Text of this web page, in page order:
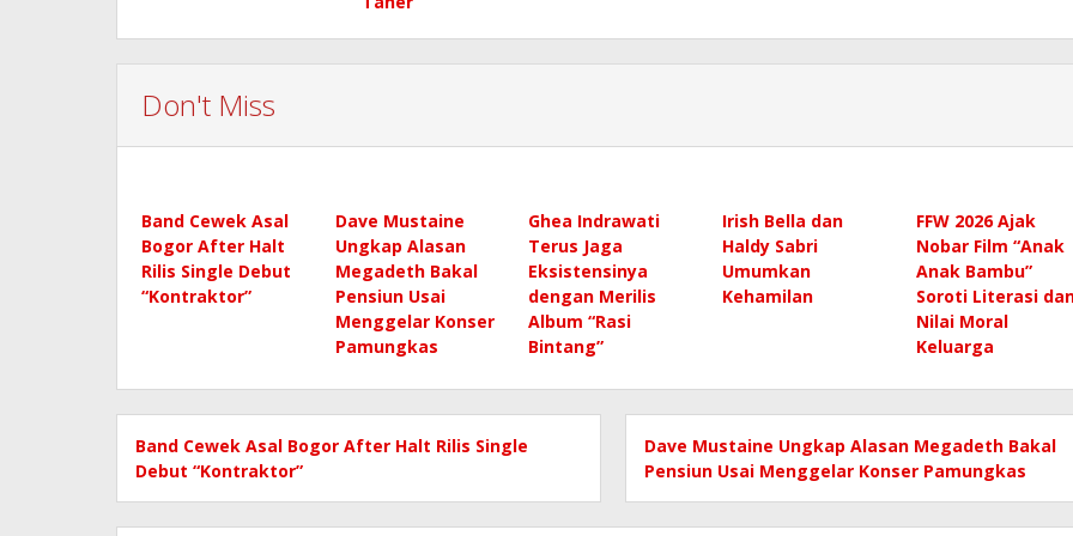
Don't Miss
Band Cewek Asal
Bogor After Halt
Rilis Single Debut
“Kontraktor”
Dave Mustaine
Ungkap Alasan
Megadeth Bakal
Pensiun Usai
Menggelar Konser
Pamungkas
Ghea Indrawati
Terus Jaga
Eksistensinya
dengan Merilis
Album “Rasi
Bintang”
Irish Bella dan
Haldy Sabri
Umumkan
Kehamilan
FFW 2026 Ajak
Nobar Film “Anak
Anak Bambu”
Soroti Literasi
Nilai Moral
Keluarga
Band Cewek Asal Bogor After Halt Rilis Single
Debut “Kontraktor”
Dave Mustaine Ungkap Alasan Megadeth Bakal
Pensiun Usai Menggelar Konser Pamungkas